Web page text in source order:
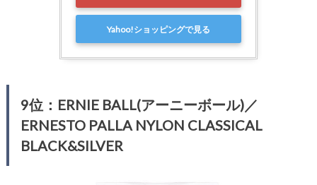
Yahoo!ショッピングで見る
9位：ERNIE BALL(アーニーボール)／
ERNESTO PALLA NYLON CLASSICAL
BLACK&SILVER